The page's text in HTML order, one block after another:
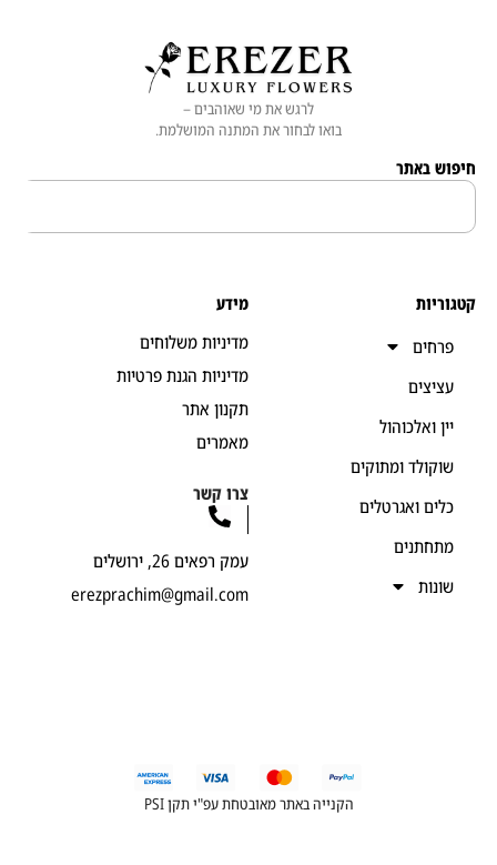
לרגש את מי שאוהבים –
בואו לבחור את המתנה המושלמת.
באתר
ואלכוהול
ומתוקים
ואגרטלים
מדיניות משלוחים
מדיניות הגנת פרטיות
תקנון אתר
צרו קשר
עמק רפאים 26, ירושלים
erezprachim@gmail.com
הקנייה באתר מאובטחת עפ"י תקן PSI